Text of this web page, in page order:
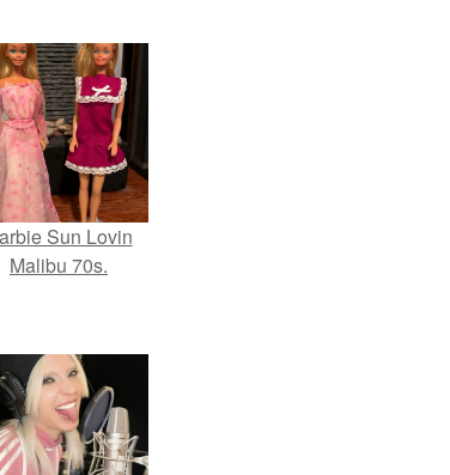
Sun Lovin
Malibu 70s.